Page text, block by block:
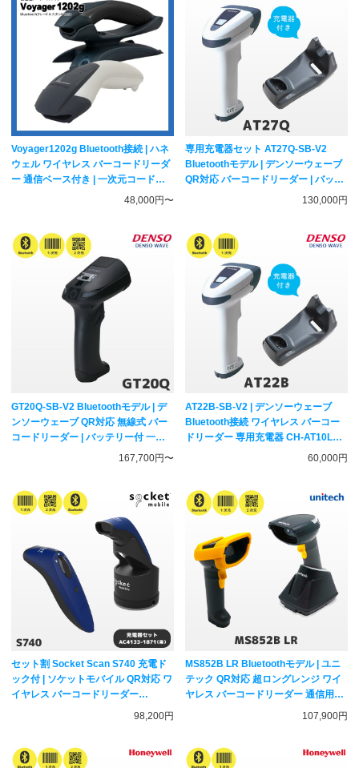
Voyager1202g Bluetooth接続 | ハネ
ウェル ワイヤレス バーコードリーダ
ー 通信ベース付き | 一次元コード対
応 レーザー式スキャナー Honeywell
48,000円〜
専用充電器セット AT27Q-SB-V2
Bluetoothモデル | デンソーウェーブ
QR対応 バーコードリーダー | バッテ
リ付き 一次元二次元コード対応 ハン
130,000円
GT20Q-SB-V2 Bluetoothモデル | デ
ンソーウェーブ QR対応 無線式 バー
コードリーダー | バッテリー付 一次
元二次元コード対応 ハンディスキャ
167,700円〜
AT22B-SB-V2 | デンソーウェーブ
Bluetooth接続 ワイヤレス バーコー
ドリーダー 専用充電器 CH-AT10Lセ
ット | ACアダプター付属 一次元コー
60,000円
セット割 Socket Scan S740 充電ド
ック付 | ソケットモバイル QR対応 ワ
イヤレス バーコードリーダー
AC4133-1871セット | ソケットスキ
ャナー Socket Mobile
98,200円
MS852B LR Bluetoothモデル | ユニ
テック QR対応 超ロングレンジ ワイ
ヤレス バーコードリーダー 通信用充
電台付き | USB接続クレードル
unitech
107,900円